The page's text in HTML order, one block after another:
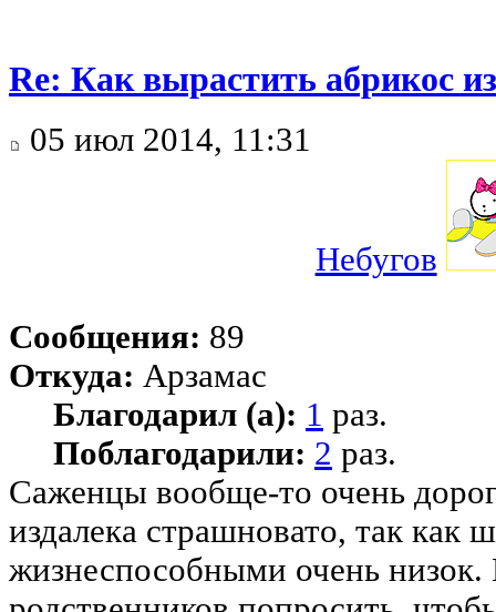
Re: Как вырастить абрикос
05 июл 2014, 11:31
Небугов
Сообщения: 89
Откуда: Арзамас
Благодарил (а): 1 раз.
Поблагодарили: 2 раз.
Саженцы вообще-то очень
издалека страшновато, так как
жизнеспособными очень